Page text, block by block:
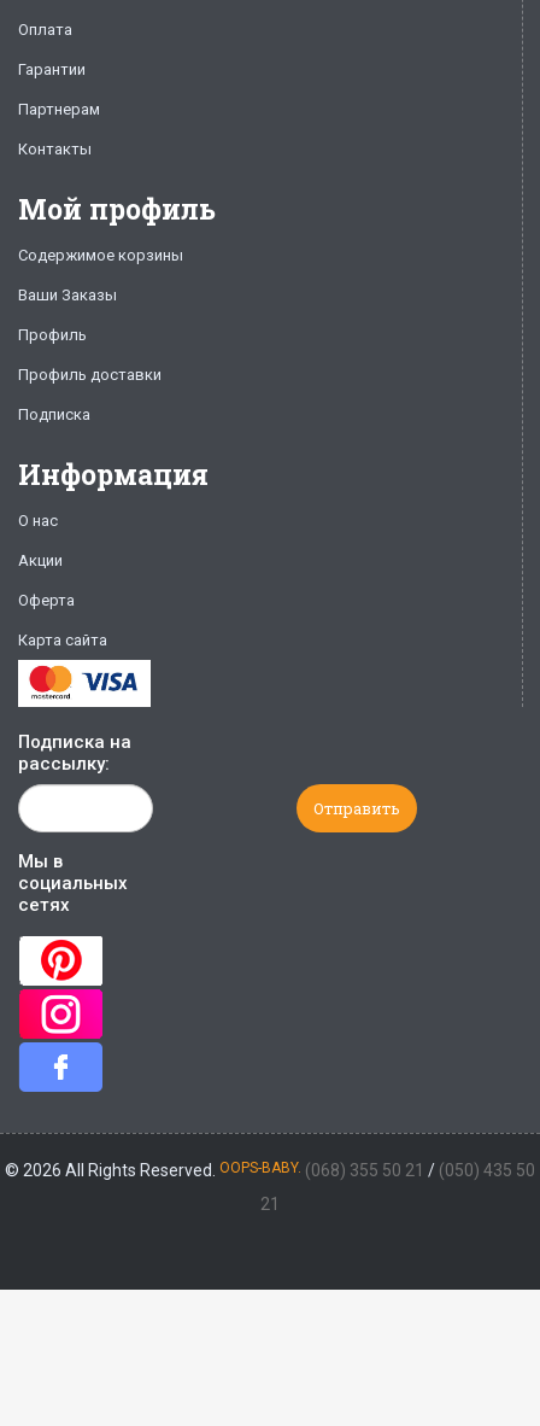
Оплата
Гарантии
Партнерам
Контакты
Мой профиль
Содержимое корзины
Ваши Заказы
Профиль
Профиль доставки
Подписка
Информация
О нас
Акции
Оферта
Карта сайта
Подписка на
рассылку:
Мы в
социальных
сетях
© 2026 All Rights Reserved. OOPS-BABY. (068) 355 50 21 / (050) 435 50
21